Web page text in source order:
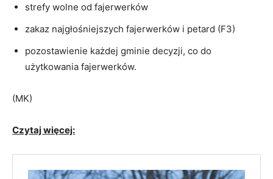
strefy wolne od fajerwerków
zakaz najgłośniejszych fajerwerków i petard (F3)
pozostawienie każdej gminie decyzji, co do
użytkowania fajerwerków.
(MK)
Czytaj więcej: